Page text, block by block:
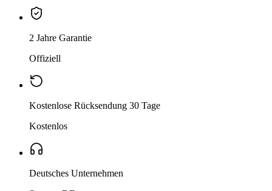
2 Jahre Garantie
Offiziell
Kostenlose Rücksendung 30 Tage
Kostenlos
Deutsches Unternehmen